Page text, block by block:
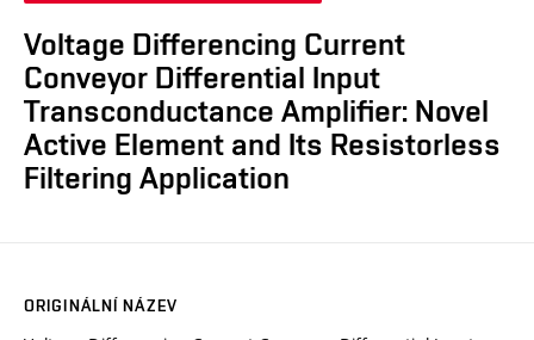
Voltage Differencing Current
Conveyor Differential Input
Transconductance Amplifier: Novel
Active Element and Its Resistorless
Filtering Application
ORIGINÁLNÍ NÁZEV